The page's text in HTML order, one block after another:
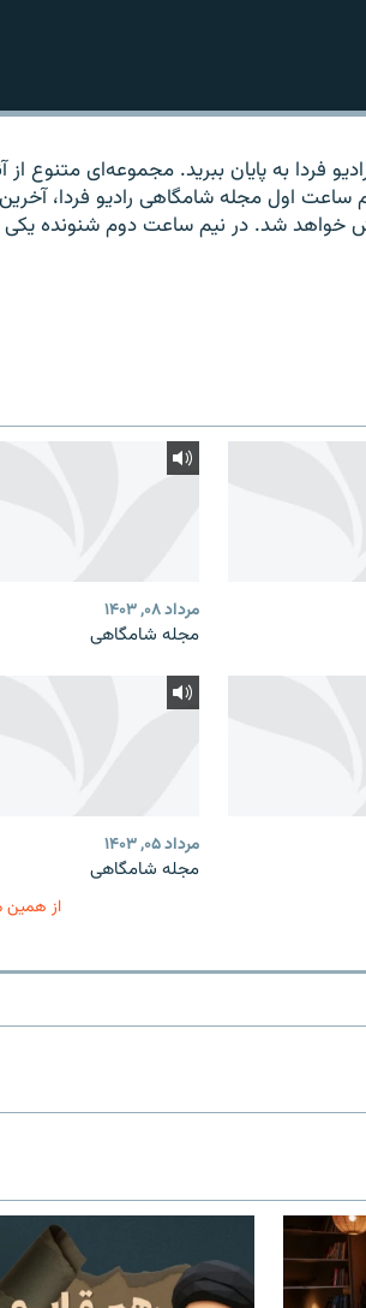
فردا به پایان ببرید. مجموعه‌ای متنوع از
اول مجله شامگاهی رادیو فردا،
خواهد شد. در نیم ساعت دوم شنونده یکی
مرداد ۰۸, ۱۴۰۳
مجله شامگاهی
مرداد ۰۵, ۱۴۰۳
مجله شامگاهی
از همین